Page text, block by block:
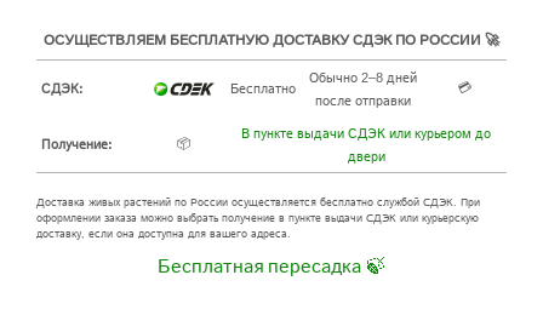
ОСУЩЕСТВЛЯЕМ БЕСПЛАТНУЮ ДОСТАВКУ СДЭК ПО РОССИИ 🚀
СДЭК: Бесплатно
Обычно 2–8 дней
после отправки
💳
Получение: 📦
В пункте выдачи СДЭК или курьером до
двери
Доставка живых растений по России осуществляется бесплатно службой СДЭК. При
оформлении заказа можно выбрать получение в пункте выдачи СДЭК или курьерскую
доставку, если она доступна для вашего адреса.
Бесплатная пересадка 🍃